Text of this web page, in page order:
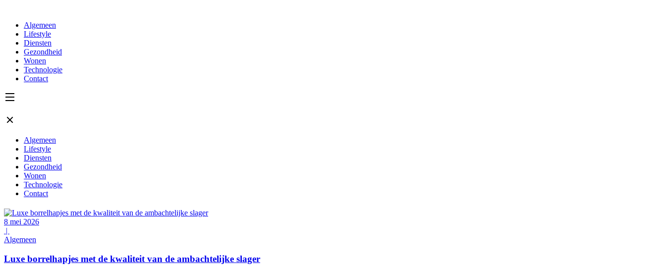
Algemeen
Lifestyle
Diensten
Gezondheid
Wonen
Technologie
Contact
Algemeen
Lifestyle
Diensten
Gezondheid
Wonen
Technologie
Contact
8 mei 2026
|
Algemeen
Luxe borrelhapjes met de kwaliteit van de ambachtelijke slager